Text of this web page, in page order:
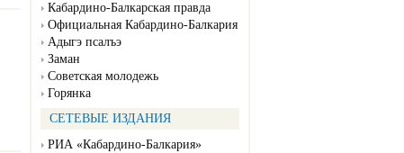
Кабардино-Балкарская правда
Официальная Кабардино-Балкария
Адыгэ псалъэ
Заман
Советская молодежь
Горянка
СЕТЕВЫЕ ИЗДАНИЯ
РИА «Кабардино-Балкария»